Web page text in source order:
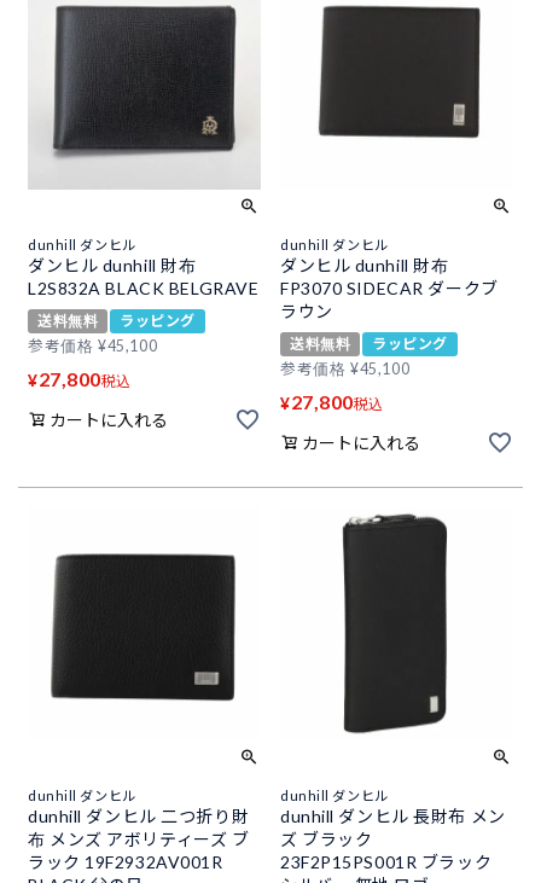
dunhill ダンヒル
ダンヒル dunhill 財布
L2S832A BLACK BELGRAVE
送料無料
ラッピング
参考価格 ¥45,100
¥27,800税込
カートに入れる
dunhill ダンヒル
ダンヒル dunhill 財布
FP3070 SIDECAR ダークブ
ラウン
送料無料
ラッピング
参考価格 ¥45,100
¥27,800税込
カートに入れる
dunhill ダンヒル
dunhill ダンヒル 二つ折り財
布 メンズ アボリティーズ ブ
ラック 19F2932AV001R
dunhill ダンヒル
dunhill ダンヒル 長財布 メン
ズ ブラック
23F2P15PS001R ブラック